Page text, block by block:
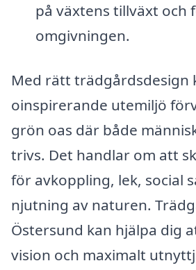
på växtens tillväxt och
omgivningen.
Med rätt trädgårdsdesign
oinspirerande utemiljö
grön oas där både
trivs. Det handlar om att
för avkoppling, lek, social
njutning av naturen.
Östersund kan hjälpa dig
vision och maximalt